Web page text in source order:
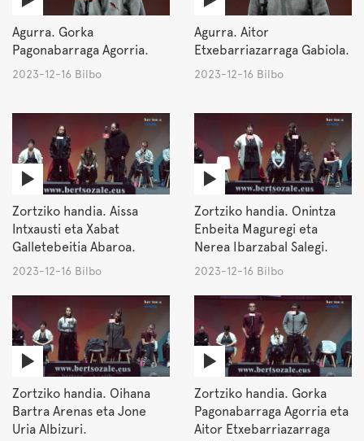
Agurra. Gorka
Pagonabarraga Agorria.
2023-12-16 Bilbo
Agurra. Aitor
Etxebarriazarraga Gabiola.
2023-12-16 Bilbo
Zortziko handia. Aissa
Intxausti eta Xabat
Galletebeitia Abaroa.
2023-12-16 Bilbo
Zortziko handia. Onintza
Enbeita Maguregi eta
Nerea Ibarzabal Salegi.
2023-12-16 Bilbo
Zortziko handia. Oihana
Bartra Arenas eta Jone
Uria Albizuri.
Zortziko handia. Gorka
Pagonabarraga Agorria eta
Aitor Etxebarriazarraga